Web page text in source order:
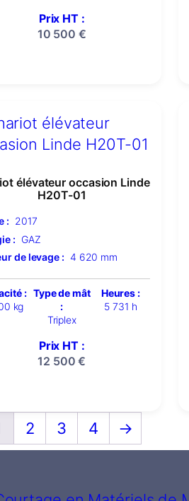
Prix HT :
10 500 €
élévateur occasion Linde
H20T-01
: 2017
: GAZ
de levage : 4 620 mm
:
kg
Type de mât
:
Triplex
Heures :
5 731 h
Prix HT :
12 500€
2 3 4 →